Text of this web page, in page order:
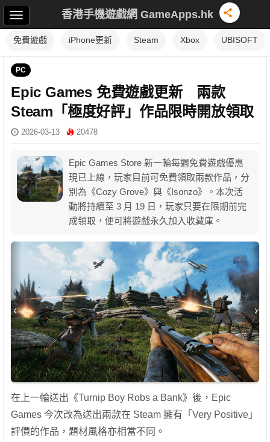
香港手機遊戲網 GameApps.hk
免費遊戲 iPhone更新 Steam Xbox UBISOFT
PC
Epic Games 免費遊戲更新 兩款
Steam「極度好評」作品限時開放領取
2026-03-13 20478
Epic Games Store 新一輪每週免費遊戲優惠
現已上線，玩家目前可免費領取兩款作品，分
別為《Cozy Grove》與《Isonzo》。本次活
動將持續至 3 月 19 日，玩家只要在限期前完
成領取，便可將遊戲永久加入收藏庫。
在上一輪送出《Turnip Boy Robs a Bank》後，Epic
Games 今次改為送出兩款在 Steam 擁有「Very Positive」
評價的作品，題材風格亦相當不同。